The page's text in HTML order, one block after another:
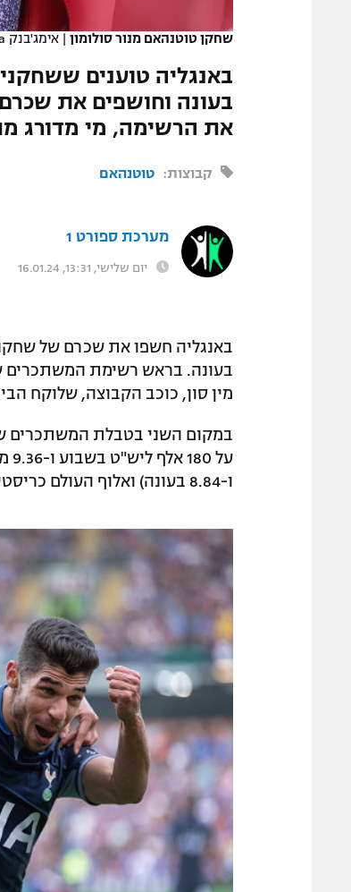
שחקן טוטנהאם מנור סולומון | אימג'בנק GettyImages, MB Media
בעונה וחושפים את
את הרשימה, מי מדורג
קבוצות: טוטנהאם
מערכת ספורט 1
יום שלישי, 13:31, 16.01.24
בעונה. בראש רשימת המשתכרים
מין סון, כוכב הקבוצה, שלוקח הביתה 190 אלף ליש"ט כל שבוע וכמעט עשרה
במקום השני בטבלת המשתכרים
ו-8.84 בעונה) ואלוף העולם כריסטיאן רומרו (165 אלף שבוע ו-8.58 בעונה).